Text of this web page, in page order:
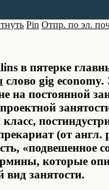
Pin Отпр. по эл.
в пятерке
слово gig
на постоянной
(от
«подвешенное
которые
вид занятости.